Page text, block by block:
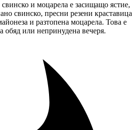
и моцарела е засищащо ястие,
свинско, пресни резени краставица
и разтопена моцарела. Това е
обяд или непринудена вечеря.